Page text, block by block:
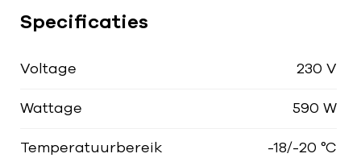
Specificaties
Voltage 230 V
Wattage 590 W
Temperatuurbereik -18/-20 °C